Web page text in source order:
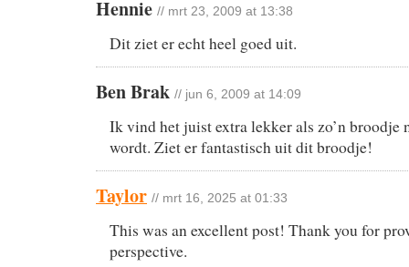
Hennie // mrt 23, 2009 at 13:38
Dit ziet er echt heel goed uit.
Ben Brak // jun 6, 2009 at 14:09
Ik vind het juist extra lekker als zo’n broodje
wordt. Ziet er fantastisch uit dit broodje!
Taylor // mrt 16, 2025 at 01:33
This was an excellent post! Thank you for
perspective.